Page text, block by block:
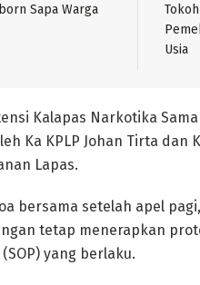
Sapa Warga
Usia
Kalapas Narkotika
Ka KPLP Johan Tirta dan
Lapas.
bersama setelah apel
tetap menerapkan
yang berlaku.